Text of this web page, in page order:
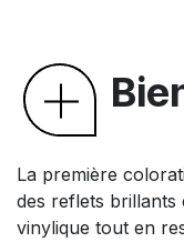
La première
des reflets brillants
vinylique tout en